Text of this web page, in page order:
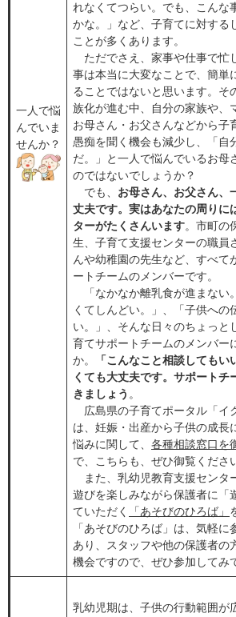
一人で悩
んでいま
せんか？
れなくてつらい。でも、こんな
かな。」など、子育てに対する
ことが多くあります。
ただでさえ、家事や仕事で忙
事は本当に大変なことで、簡単
ることではないと思います。そ
族化が進む中、自分の家族や、
お母さん・お父さんなどから子
愚痴を聞く機会も減少し、「自
だ。」と一人で悩んでいるお母
のではないでしょうか？
でも、 お母さん、お父さん、
丈夫です。実はあなたの周りに
ターがたくさんいます。市町の
生、子育て支援センターの職員
んや幼稚園の先生など、すべて
ートチームのメンバーです。
「なかなか離乳食が進まない
くてしんどい。」、「子供への
い。」、そんな日々のちょっと
育てサポートチームのメンバー
か。
「こんなこと相談しても
くても大丈夫です。サポートチ
きましょう 。
広島県の子育てポータル「イ
は、 妊娠・出産から子供の成長
悩みに関して、 各種相談窓口を
で、こちらも、ぜひ御覧くださ
また、乳幼児教育支援センタ
遊びを楽しみながら保護者に「
ていただく
「あそびのひろば」
「あそびのひろば」は、気軽
あり、スタッフや他の保護者の
機会ですので、ぜひ参加してみ
乳幼児期は、子供の行動範囲が